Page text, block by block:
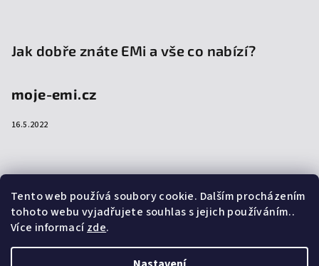
Tento web používá soubory cookie. Dalším procházením
tohoto webu vyjadřujete souhlas s jejich používáním..
Více informacízde.
Jak dobře znáte EMi a vše co nabízí?
moje-emi.cz
16.5.2022
Přijímáme online platby